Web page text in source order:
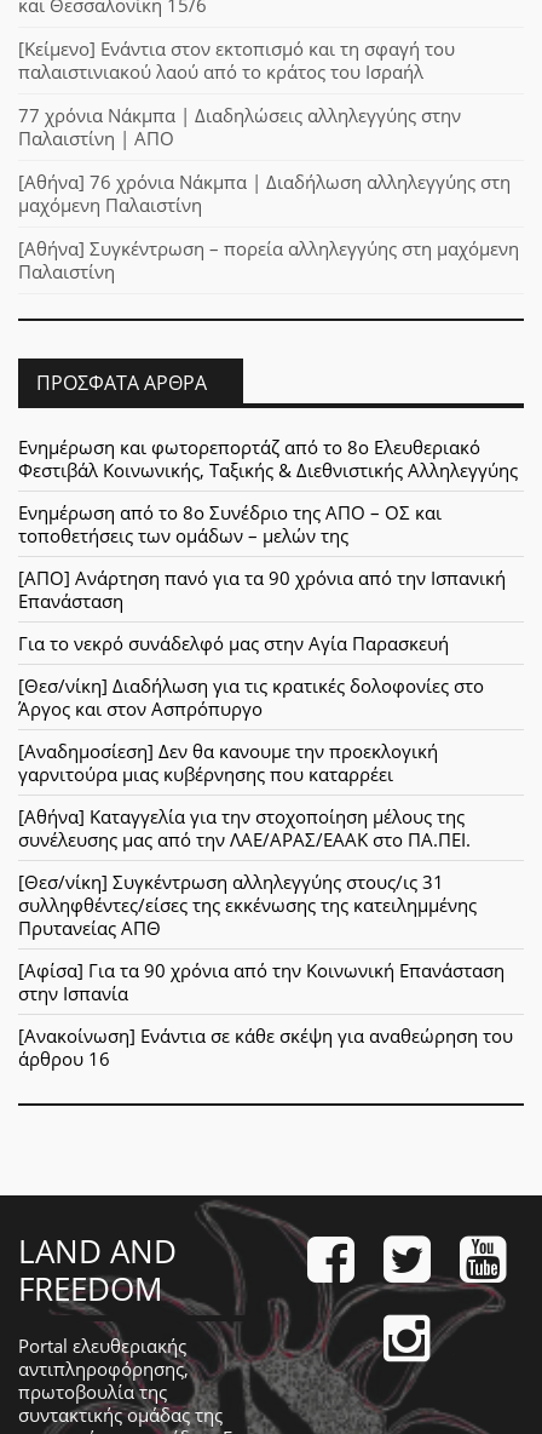
[Κείμενο] Ενάντια στον εκτοπισμό και τη σφαγή του
παλαιστινιακού λαού από το κράτος του Ισραήλ
77 χρόνια Νάκμπα | Διαδηλώσεις αλληλεγγύης στην
Παλαιστίνη | ΑΠΟ
[Αθήνα] 76 χρόνια Νάκμπα | Διαδήλωση αλληλεγγύης στη
μαχόμενη Παλαιστίνη
[Αθήνα] Συγκέντρωση – πορεία αλληλεγγύης στη μαχόμενη
Παλαιστίνη
ΠΡΌΣΦΑΤΑ ΆΡΘΡΑ
Ενημέρωση και φωτορεπορτάζ από το 8ο Ελευθεριακό
Φεστιβάλ Κοινωνικής, Ταξικής & Διεθνιστικής Αλληλεγγύης
Ενημέρωση από το 8ο Συνέδριο της ΑΠΟ – ΟΣ και
τοποθετήσεις των ομάδων – μελών της
[ΑΠΟ] Ανάρτηση πανό για τα 90 χρόνια από την Ισπανική
Επανάσταση
Για το νεκρό συνάδελφό μας στην Αγία Παρασκευή
[Θεσ/νίκη] Διαδήλωση για τις κρατικές δολοφονίες στο
Άργος και στον Ασπρόπυργο
[Αναδημοσίεση] Δεν θα κανουμε την προεκλογική
γαρνιτούρα μιας κυβέρνησης που καταρρέει
[Αθήνα] Καταγγελία για την στοχοποίηση μέλους της
συνέλευσης μας από την ΛΑΕ/ΑΡΑΣ/ΕΑΑΚ στο ΠΑ.ΠΕΙ.
[Θεσ/νίκη] Συγκέντρωση αλληλεγγύης στους/ις 31
συλληφθέντες/είσες της εκκένωσης της κατειλημμένης
Πρυτανείας ΑΠΘ
[Αφίσα] Για τα 90 χρόνια από την Κοινωνική Επανάσταση
στην Ισπανία
[Ανακοίνωση] Ενάντια σε κάθε σκέψη για αναθεώρηση του
άρθρου 16
LAND AND
FREEDOM
Portal ελευθεριακής
αντιπληροφόρησης,
πρωτοβουλία της
συντακτικής ομάδας της